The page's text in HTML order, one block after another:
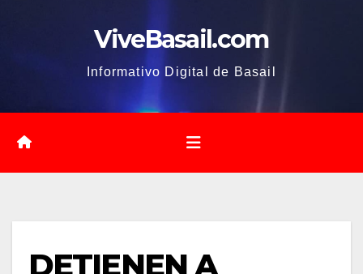
ViveBasail.com
Informativo Digital de Basail
DETIENEN A